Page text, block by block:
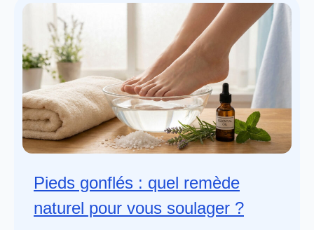
Pieds gonflés : quel remède
naturel pour vous soulager ?